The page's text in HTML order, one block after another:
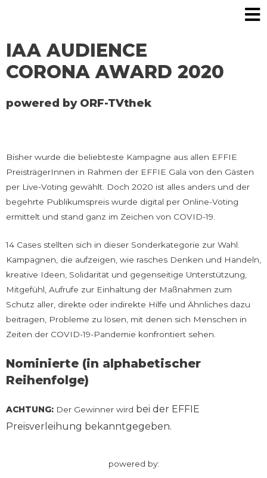
IAA AUDIENCE
CORONA AWARD 2020
powered by ORF-TVthek
Bisher wurde die beliebteste Kampagne aus allen EFFIE
PreisträgerInnen in Rahmen der EFFIE Gala von den Gästen
per Live-Voting gewählt. Doch 2020 ist alles anders und der
begehrte Publikumspreis wurde digital per Online-Voting
ermittelt und stand ganz im Zeichen von COVID-19.
14 Cases stellten sich in dieser Sonderkategorie zur Wahl.
Kampagnen, die aufzeigen, wie rasches Denken und Handeln,
kreative Ideen, Solidarität und gegenseitige Unterstützung,
Mitgefühl, Aufrufe zur Einhaltung der Maßnahmen zum
Schutz aller, direkte oder indirekte Hilfe und Ähnliches dazu
beitragen, Probleme zu lösen, mit denen sich Menschen in
Zeiten der COVID-19-Pandemie konfrontiert sehen.
Nominierte (in alphabetischer
Reihenfolge)
ACHTUNG: Der Gewinner wird bei der EFFIE
Preisverleihung bekanntgegeben.
powered by: